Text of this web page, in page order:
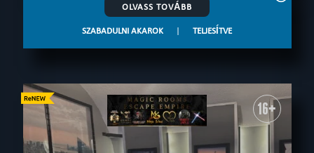
OLVASS TOVÁBB
SZABADULNI AKAROK | TELJESÍTVE
16+